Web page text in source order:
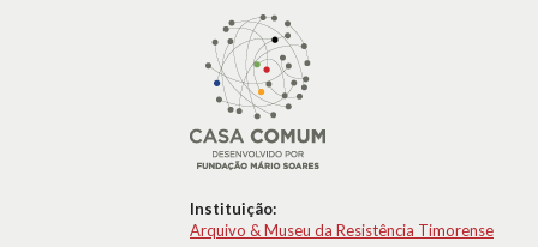
Instituição:
Arquivo & Museu da Resistência Timorense